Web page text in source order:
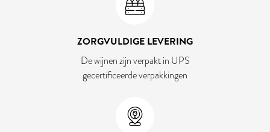
ZORGVULDIGE LEVERING
De wijnen zijn verpakt in UPS
gecertificeerde verpakkingen